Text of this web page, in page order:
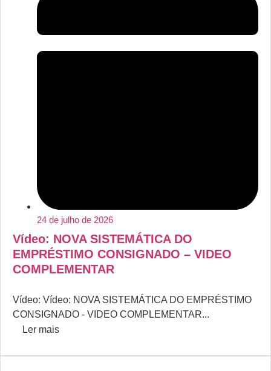
24 de julho de 2026
Vídeo: NOVA SISTEMÁTICA DO
EMPRÉSTIMO CONSIGNADO – VIDEO
COMPLEMENTAR
Vídeo: Vídeo: NOVA SISTEMÁTICA DO EMPRÉSTIMO
CONSIGNADO - VIDEO COMPLEMENTAR...
Ler mais